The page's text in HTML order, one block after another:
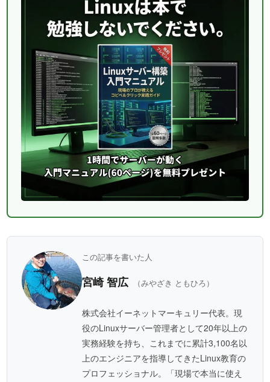
この記事を書いた人
宮崎 智広 （みやざき ともひろ）
株式会社イーネットマーキュリー代表。現
役のLinuxサーバー管理者として20年以上の
実務経験を持ち、これまでに累計3,100名以
上のエンジニアを指導してきたLinux教育の
プロフェッショナル。「現場で本当に使え